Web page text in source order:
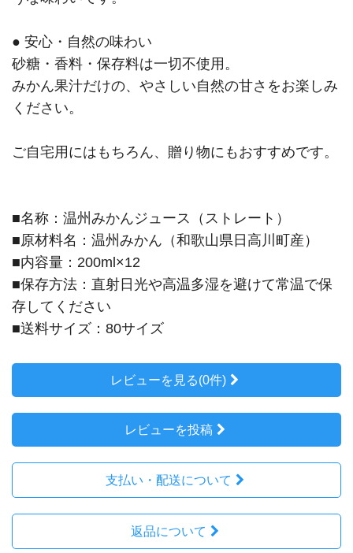
● 安心・自然の味わい
砂糖・香料・保存料は一切不使用。
みかん果汁だけの、やさしい自然の甘さをお楽しみ
ください。
ご自宅用にはもちろん、贈り物にもおすすめです。
■名称：温州みかんジュース（ストレート）
■原材料名：温州みかん（和歌山県日高川町産）
■内容量：200ml×12
■保存方法：直射日光や高温多湿を避けて常温で保
存してください
■送料サイズ：80サイズ
レビューを見る(0件)
レビューを投稿
支払い・配送について
返品について